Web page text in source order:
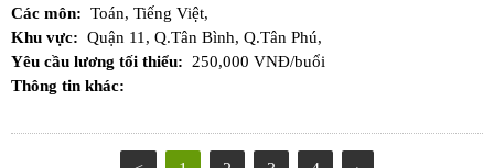
Các môn: Toán, Tiếng Việt,
Khu vực: Quận 11, Q.Tân Bình, Q.Tân Phú,
Yêu cầu lương tối thiểu:
250,000 VNĐ/buổi
Thông tin khác: